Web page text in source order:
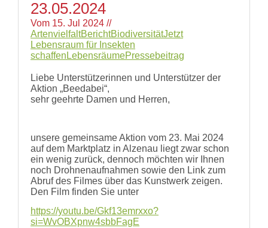
Pressematerial
Downloads
Wildbienen
Wildbienenarten
Bestäubungsfunktion
Gefährdung
Literatur
Gärtnern
Allgemein
Biologische
23.05.2024
Vom 15. Jul 2024 //
ArtenvielfaltBerichtBiodiversitätJetzt
Lebensraum für Insekten
schaffen LebensräumePressebeitrag
Liebe Unterstützerinnen und Unterstützer der
Aktion „Beedabei“,
sehr geehrte Damen und Herren,
unsere gemeinsame Aktion vom 23. Mai 2024
auf dem Marktplatz in Alzenau liegt zwar schon
ein wenig zurück, dennoch möchten wir Ihnen
noch Drohnenaufnahmen sowie den Link zum
Abruf des Filmes über das Kunstwerk zeigen.
Den Film finden Sie unter
https://youtu.be/Gkf13emrxxo?
si=WvOBXpnw4sbbFagE